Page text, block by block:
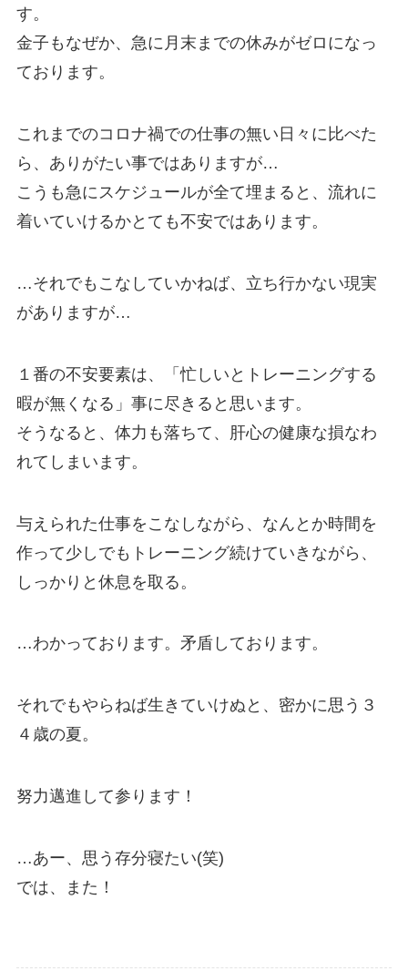
す。
金子もなぜか、急に月末までの休みがゼロになっ
ております。
これまでのコロナ禍での仕事の無い日々に比べた
ら、ありがたい事ではありますが…
こうも急にスケジュールが全て埋まると、流れに
着いていけるかとても不安ではあります。
…それでもこなしていかねば、立ち行かない現実
がありますが…
１番の不安要素は、「忙しいとトレーニングする
暇が無くなる」事に尽きると思います。
そうなると、体力も落ちて、肝心の健康な損なわ
れてしまいます。
与えられた仕事をこなしながら、なんとか時間を
作って少しでもトレーニング続けていきながら、
しっかりと休息を取る。
…わかっております。矛盾しております。
それでもやらねば生きていけぬと、密かに思う３
４歳の夏。
努力邁進して参ります！
…あー、思う存分寝たい(笑)
では、また！